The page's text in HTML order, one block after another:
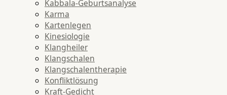
Kabbala-Geburtsanalyse
Karma
Kartenlegen
Kinesiologie
Klangheiler
Klangschalen
Klangschalentherapie
Konfliktlösung
Kraft-Gedicht